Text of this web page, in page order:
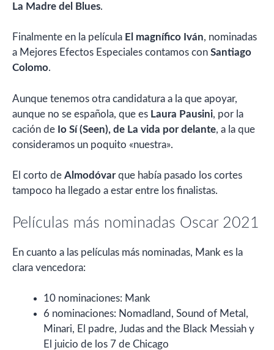
La Madre del Blues.
Finalmente en la película El magnífico Iván, nominadas
a Mejores Efectos Especiales contamos con Santiago
Colomo.
Aunque tenemos otra candidatura a la que apoyar,
aunque no se española, que es Laura Pausini, por la
cación de Io Sí (Seen), de La vida por delante, a la que
consideramos un poquito «nuestra».
El corto de Almodóvarque había pasado los cortes
tampoco ha llegado a estar entre los finalistas.
Películas más nominadas Oscar 2021
En cuanto a las películas más nominadas, Mank es la
clara vencedora:
10 nominaciones: Mank
6 nominaciones: Nomadland, Sound of Metal,
Minari, El padre, Judas and the Black Messiah y
El juicio de los 7 de Chicago